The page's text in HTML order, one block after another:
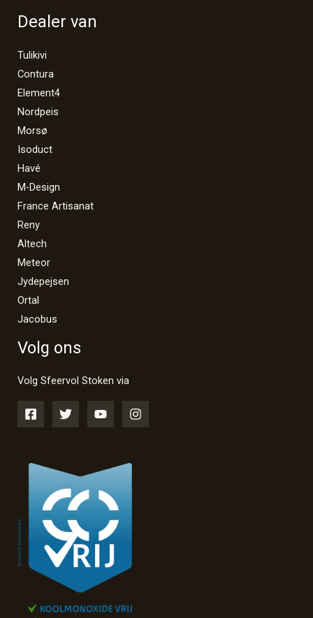
Dealer van
Tulikivi
Contura
Element4
Nordpeis
Morsø
Isoduct
Havé
M-Design
France Artisanat
Reny
Altech
Meteor
Jydepejsen
Ortal
Jacobus
Volg ons
Volg Sfeervol Stoken via